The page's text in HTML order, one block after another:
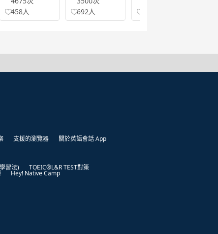
458人
692人
支援的瀏覽器 關於英語會話 App
習法) TOEIC®L&R TEST對策
Hey! Native Camp